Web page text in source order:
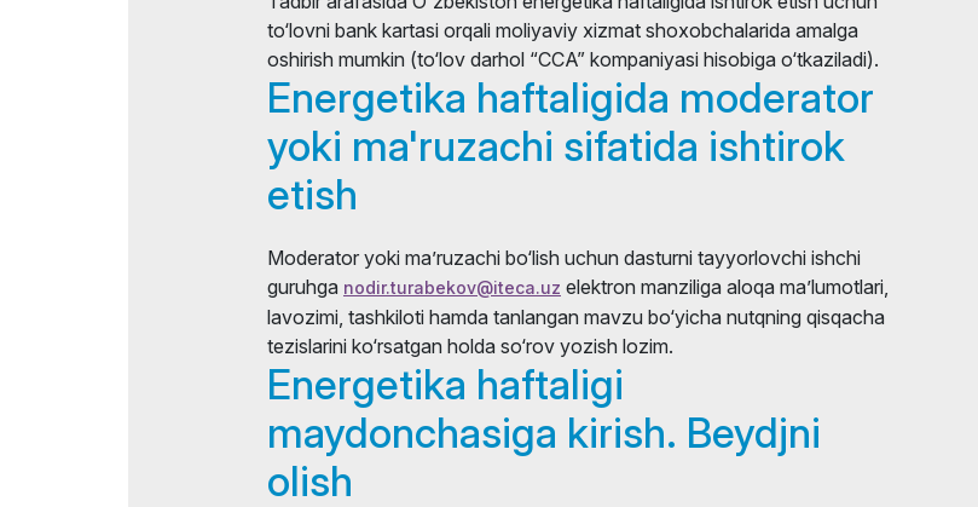
to‘lovni bank kartasi orqali moliyaviy xizmat shoxobchalarida amalga
oshirish mumkin (to‘lov darhol “CCA” kompaniyasi hisobiga o‘tkaziladi).
Energetika haftaligida moderator
yoki ma'ruzachi sifatida ishtirok
etish
Moderator yoki ma’ruzachi bo‘lish uchun dasturni tayyorlovchi ishchi
guruhga nodir.turabekov@iteca.uz elektron manziliga aloqa ma’lumotlari,
lavozimi, tashkiloti hamda tanlangan mavzu bo‘yicha nutqning qisqacha
tezislarini ko‘rsatgan holda so‘rov yozish lozim.
Energetika haftaligi
maydonchasiga kirish. Beydjni
olish